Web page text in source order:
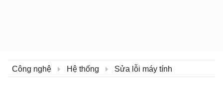
Công nghệ Hệ thống Sửa lỗi máy tính